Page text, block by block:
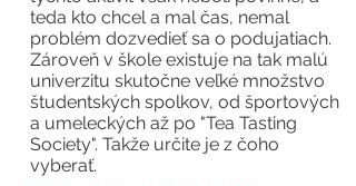
teda kto chcel a mal čas, nemal
problém dozvedieť sa o podujatiach.
Zároveň v škole existuje na tak malú
univerzitu skutočne veľké množstvo
študentských spolkov, od športových
a umeleckých až po "Tea Tasting
Society". Takže určite je z čoho
vyberať.